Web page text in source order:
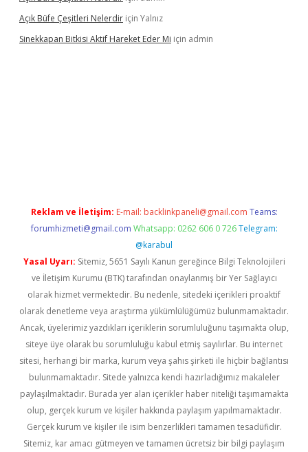
Açık Büfe Çeşitleri Nelerdir için Yalnız
Sinekkapan Bitkisi Aktif Hareket Eder Mi için admin
Reklam ve İletişim: E-mail: backlinkpaneli@gmail.com Teams:
forumhizmeti@gmail.com Whatsapp: 0262 606 0 726 Telegram:
@karabul
Yasal Uyarı: Sitemiz, 5651 Sayılı Kanun gereğince Bilgi Teknolojileri
ve İletişim Kurumu (BTK) tarafından onaylanmış bir Yer Sağlayıcı
olarak hizmet vermektedir. Bu nedenle, sitedeki içerikleri proaktif
olarak denetleme veya araştırma yükümlülüğümüz bulunmamaktadır.
Ancak, üyelerimiz yazdıkları içeriklerin sorumluluğunu taşımakta olup,
siteye üye olarak bu sorumluluğu kabul etmiş sayılırlar. Bu internet
sitesi, herhangi bir marka, kurum veya şahıs şirketi ile hiçbir bağlantısı
bulunmamaktadır. Sitede yalnızca kendi hazırladığımız makaleler
paylaşılmaktadır. Burada yer alan içerikler haber niteliği taşımamakta
olup, gerçek kurum ve kişiler hakkında paylaşım yapılmamaktadır.
Gerçek kurum ve kişiler ile isim benzerlikleri tamamen tesadüfidir.
Sitemiz, kar amacı gütmeyen ve tamamen ücretsiz bir bilgi paylaşım